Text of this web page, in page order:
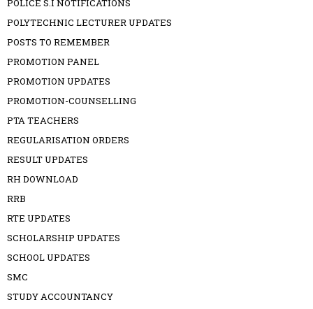
POLICE S.I NOTIFICATIONS
POLYTECHNIC LECTURER UPDATES
POSTS TO REMEMBER
PROMOTION PANEL
PROMOTION UPDATES
PROMOTION-COUNSELLING
PTA TEACHERS
REGULARISATION ORDERS
RESULT UPDATES
RH DOWNLOAD
RRB
RTE UPDATES
SCHOLARSHIP UPDATES
SCHOOL UPDATES
SMC
STUDY ACCOUNTANCY